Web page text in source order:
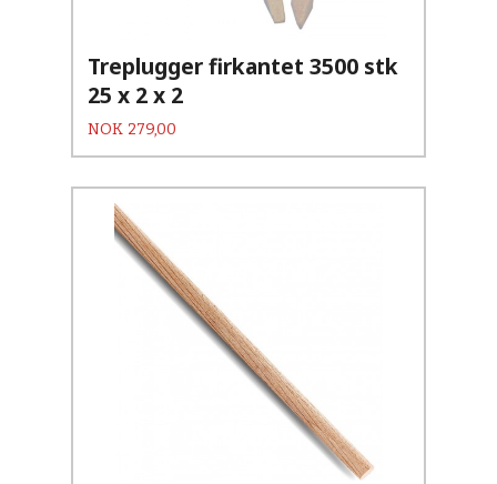
Treplugger firkantet 3500 stk
25 x 2 x 2
Pris
NOK 279,00